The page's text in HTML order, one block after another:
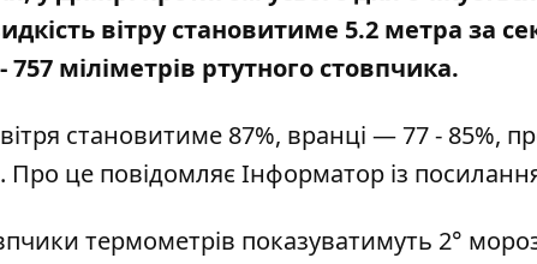
вітру становитиме 5.2 метра за
757 міліметрів ртутного стовпчика.
становитиме 87%, вранці — 77 - 85%,
Про це повідомляє Інформатор із
термометрів показуватимуть 2°